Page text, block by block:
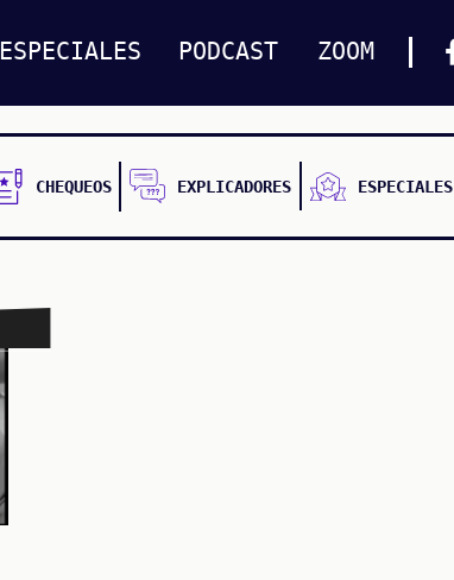
ESPECIALES PODCAST ZOOM
CHEQUEOS EXPLICADORES ESPECIALES